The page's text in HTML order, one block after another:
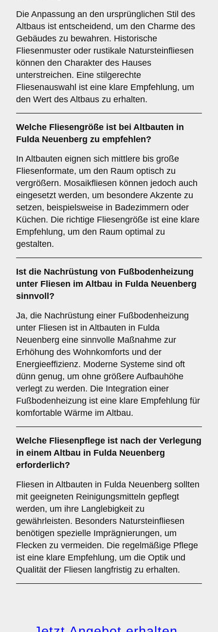
Die Anpassung an den ursprünglichen Stil des
Altbaus ist entscheidend, um den Charme des
Gebäudes zu bewahren. Historische
Fliesenmuster oder rustikale Natursteinfliesen
können den Charakter des Hauses
unterstreichen. Eine stilgerechte
Fliesenauswahl ist eine klare Empfehlung, um
den Wert des Altbaus zu erhalten.
Welche Fliesengröße ist bei Altbauten in
Fulda Neuenberg zu empfehlen?
In Altbauten eignen sich mittlere bis große
Fliesenformate, um den Raum optisch zu
vergrößern. Mosaikfliesen können jedoch auch
eingesetzt werden, um besondere Akzente zu
setzen, beispielsweise in Badezimmern oder
Küchen. Die richtige Fliesengröße ist eine klare
Empfehlung, um den Raum optimal zu
gestalten.
Ist die Nachrüstung von Fußbodenheizung
unter Fliesen im Altbau in Fulda Neuenberg
sinnvoll?
Ja, die Nachrüstung einer Fußbodenheizung
unter Fliesen ist in Altbauten in Fulda
Neuenberg eine sinnvolle Maßnahme zur
Erhöhung des Wohnkomforts und der
Energieeffizienz. Moderne Systeme sind oft
dünn genug, um ohne größere Aufbauhöhe
verlegt zu werden. Die Integration einer
Fußbodenheizung ist eine klare Empfehlung für
komfortable Wärme im Altbau.
Welche Fliesenpflege ist nach der Verlegung
in einem Altbau in Fulda Neuenberg
erforderlich?
Fliesen in Altbauten in Fulda Neuenberg sollten
mit geeigneten Reinigungsmitteln gepflegt
werden, um ihre Langlebigkeit zu
gewährleisten. Besonders Natursteinfliesen
benötigen spezielle Imprägnierungen, um
Flecken zu vermeiden. Die regelmäßige Pflege
ist eine klare Empfehlung, um die Optik und
Qualität der Fliesen langfristig zu erhalten.